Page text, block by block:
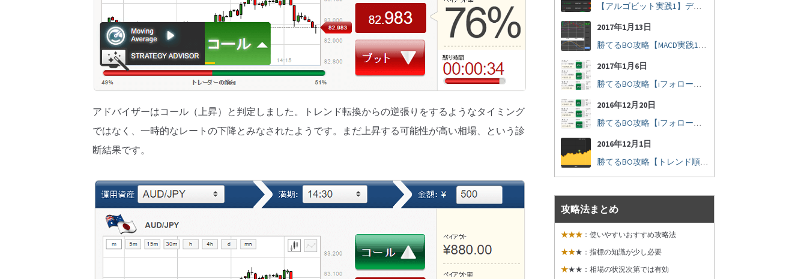
アドバイザーはコール（上昇）と判定しました。トレンド転換からの逆張りをするようなタイミング
ではなく、一時的なレートの下降とみなされたようです。まだ上昇する可能性が高い相場、という診
断結果です。
【アルゴビット実践1】デフォルト設定で30秒取引
2017年1月13日
勝てるBO攻略【MACD実践16】30秒取引で勝つには
2017年1月6日
勝てるBO攻略【iフォロー実践17】フォロワーの少ない人をフォローする
2016年12月20日
勝てるBO攻略【iフォロー実践16】勝てるトレーダーを見抜く
2016年12月1日
勝てるBO攻略【トレンド順張り実践35】下落からの反発を見極める
攻略法まとめ
★★★ ：使いやすいおすすめ攻略法
★★★：指標の知識が少し必要
★★★：相場の状況次第では有効